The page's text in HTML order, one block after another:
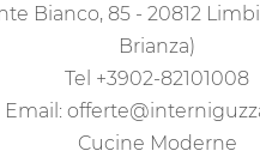
Bianco, 85 - 20812
Brianza)
Tel +3902-82101008
Email:
Cucine Moderne